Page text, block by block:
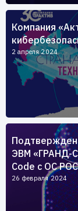
Компания
2 апреля 2024
ЭВМ «ГРАНД-
Code c ОС
26 февраля 2024